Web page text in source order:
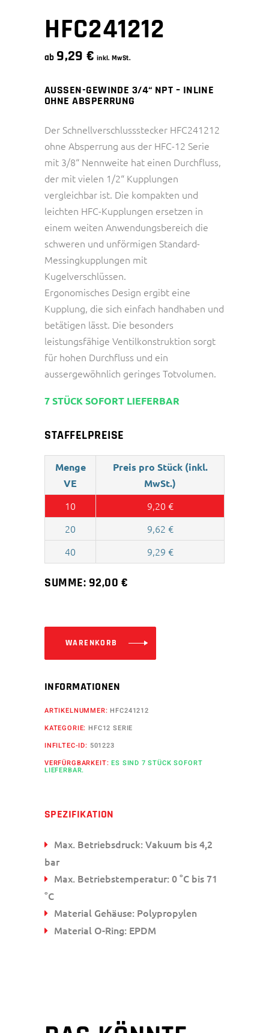
HFC241212
ab 9,29 € inkl. MwSt.
AUSSEN-GEWINDE 3/4“ NPT – INLINE
OHNE ABSPERRUNG
Der Schnellverschlussstecker HFC241212
ohne Absperrung aus der HFC-12 Serie
mit 3/8“ Nennweite hat einen Durchfluss,
der mit vielen 1/2“ Kupplungen
vergleichbar ist. Die kompakten und
leichten HFC-Kupplungen ersetzen in
einem weiten Anwendungsbereich die
schweren und unförmigen Standard-
Messingkupplungen mit
Kugelverschlüssen.
Ergonomisches Design ergibt eine
Kupplung, die sich einfach handhaben und
betätigen lässt. Die besonders
leistungsfähige Ventilkonstruktion sorgt
für hohen Durchfluss und ein
aussergewöhnlich geringes Totvolumen.
7 STÜCK SOFORT LIEFERBAR
STAFFELPREISE
Menge
VE
Preis pro Stück (inkl.
MwSt.)
10 9,20 €
20
9,62 €
40
9,29 €
SUMME:92,00 €
WARENKORB
INFORMATIONEN
ARTIKELNUMMER:HFC241212
KATEGORIE:HFC12 SERIE
INFILTEC-ID: 501223
VERFÜRGBARKEIT:ES SIND 7 STÜCK SOFORT
LIEFERBAR.
SPEZIFIKATION
Max. Betriebsdruck: Vakuum bis 4,2
bar
Max. Betriebstemperatur: 0 °C bis 71
°C
Material Gehäuse: Polypropylen
Material O-Ring: EPDM